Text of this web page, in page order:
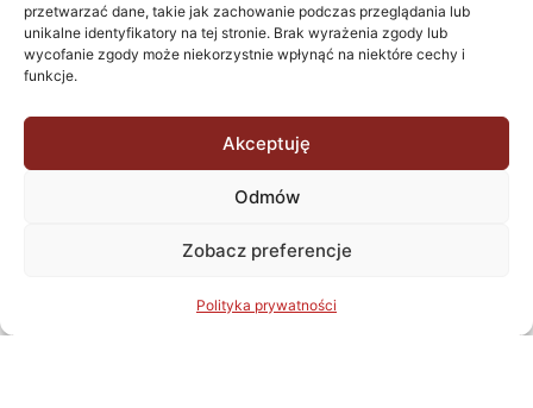
przetwarzać dane, takie jak zachowanie podczas przeglądania lub
unikalne identyfikatory na tej stronie. Brak wyrażenia zgody lub
wycofanie zgody może niekorzystnie wpłynąć na niektóre cechy i
funkcje.
Akceptuję
Odmów
Zobacz preferencje
Polityka prywatności
realizacji zaprojektowano przyłącza średniego napięcia (SN),
sieci energetyczne SN i niskiego napięcia (nn), oświetlenie
terenu oraz stacje transformatorowe. Ponadto, projekt
rozbudowę sieci telekomunikacyjnej wraz z kanalizacją
teletechniczną. Dodatkowo opracowano instalacje
elektryczne wewnętrzne oraz systemy niskoprądowe,
infrastruktury centrum.
Wróć do projektów